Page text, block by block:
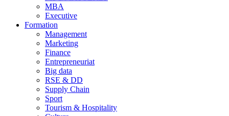
MBA
Executive
Formation
Management
Marketing
Finance
Entrepreneuriat
Big data
RSE & DD
Supply Chain
Sport
Tourism & Hospitality